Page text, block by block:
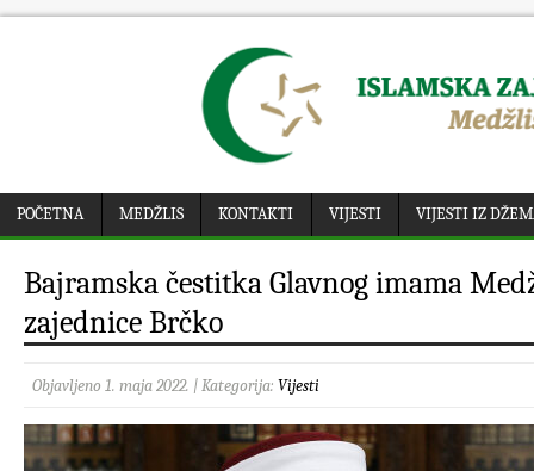
POČETNA MEDŽLIS KONTAKTI VIJESTI VIJESTI IZ
Bajramska čestitka Glavnog imama
zajednice Brčko
Objavljeno 1. maja 2022. | Kategorija: Vijesti